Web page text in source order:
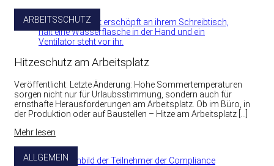
ARBEITSSCHUTZ
Hitzeschutz am Arbeitsplatz
Veröffentlicht: Letzte Änderung: Hohe Sommertemperaturen
sorgen nicht nur für Urlaubsstimmung, sondern auch für
ernsthafte Herausforderungen am Arbeitsplatz. Ob im Büro, in
der Produktion oder auf Baustellen – Hitze am Arbeitsplatz […]
Mehr lesen
ALLGEMEIN